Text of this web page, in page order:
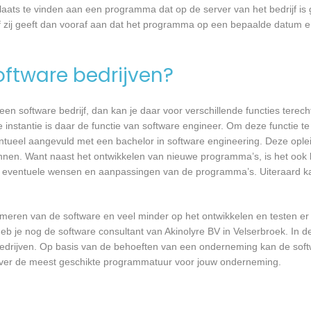
te vinden aan een programma dat op de server van het bedrijf is
geeft dan vooraf aan dat het programma op een bepaalde datum
bedrijven?
software bedrijf, dan kan je daar voor verschillende functies
is daar de functie van software engineer. Om deze functie
aangevuld met een bachelor in software engineering. Deze
Want naast het ontwikkelen van nieuwe programma’s, is het ook
wensen en aanpassingen van de programma’s. Uiteraard
van de software en veel minder op het ontwikkelen en testen
je nog de software consultant van Akinolyre BV in Velserbroek. In
Op basis van de behoeften van een onderneming kan de
de meest geschikte programmatuur voor jouw onderneming.